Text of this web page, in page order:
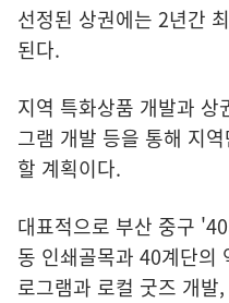
선정된 상권에는 2년간
된다.
지역 특화상품 개발과
그램 개발 등을 통해 지
할 계획이다.
대표적으로 부산 중구
동 인쇄골목과 40계단의
로그램과 로컬 굿즈 개